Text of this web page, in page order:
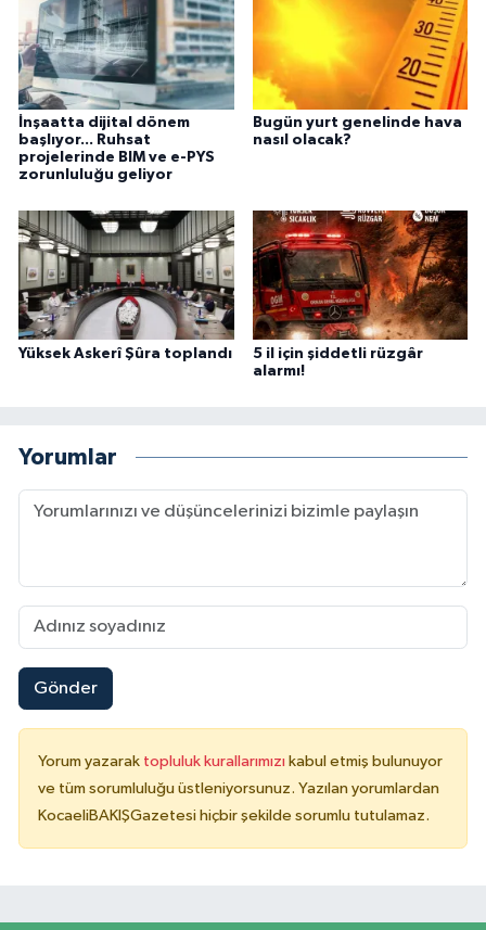
İnşaatta dijital dönem
başlıyor... Ruhsat
projelerinde BIM ve e-PYS
zorunluluğu geliyor
Bugün yurt genelinde hava
nasıl olacak?
Yüksek Askerî Şûra toplandı
5 il için şiddetli rüzgâr
alarmı!
Yorumlar
Gönder
Yorum yazarak topluluk kurallarımızı kabul etmiş bulunuyor
ve tüm sorumluluğu üstleniyorsunuz. Yazılan yorumlardan
KocaeliBAKIŞGazetesi hiçbir şekilde sorumlu tutulamaz.